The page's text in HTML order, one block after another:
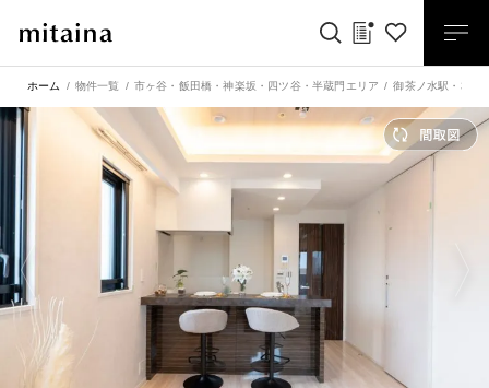
ホーム 物件一覧 市ヶ谷・飯田橋・神楽坂・四ツ谷・半蔵門エリア 御茶ノ水駅 ・ 本郷